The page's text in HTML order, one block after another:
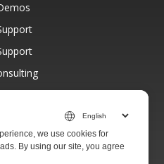
we use cookies for
By using our site, you agree